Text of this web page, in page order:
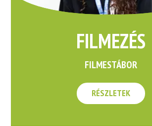
FILMEZÉS
FILMESTÁBOR
RÉSZLETEK